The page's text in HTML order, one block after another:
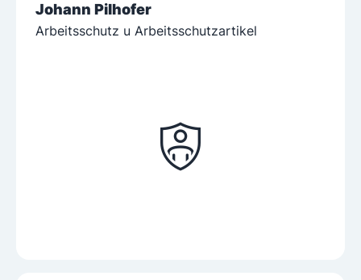
Johann Pilhofer
Arbeitsschutz u Arbeitsschutzartikel